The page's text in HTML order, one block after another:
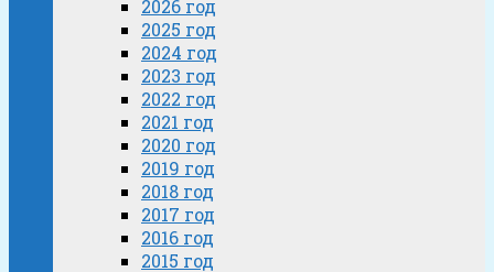
2026 год
2025 год
2024 год
2023 год
2022 год
2021 год
2020 год
2019 год
2018 год
2017 год
2016 год
2015 год